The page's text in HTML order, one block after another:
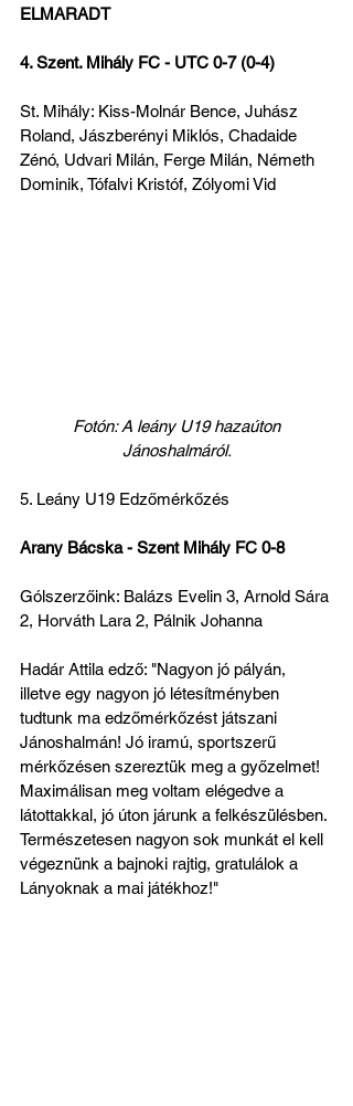
ELMARADT
4. Szent. Mihály FC - UTC 0-7 (0-4)
St. Mihály: Kiss-Molnár Bence, Juhász
Roland, Jászberényi Miklós, Chadaide
Zénó, Udvari Milán, Ferge Milán, Németh
Dominik, Tófalvi Kristóf, Zólyomi Vid
Jánoshalmáról.
5. Leány U19 Edzőmérkőzés
Arany Bácska - Szent Mihály FC 0-8
Gólszerzőink: Balázs Evelin 3, Arnold Sára
2, Horváth Lara 2, Pálnik Johanna
Hadár Attila edző: "Nagyon jó pályán,
illetve egy nagyon jó létesítményben
tudtunk ma edzőmérkőzést játszani
Jánoshalmán! Jó iramú, sportszerű
mérkőzésen szereztük meg a győzelmet!
Maximálisan meg voltam elégedve a
látottakkal, jó úton járunk a felkészülésben.
Természetesen nagyon sok munkát el kell
végeznünk a bajnoki rajtig, gratulálok a
Lányoknak a mai játékhoz!"